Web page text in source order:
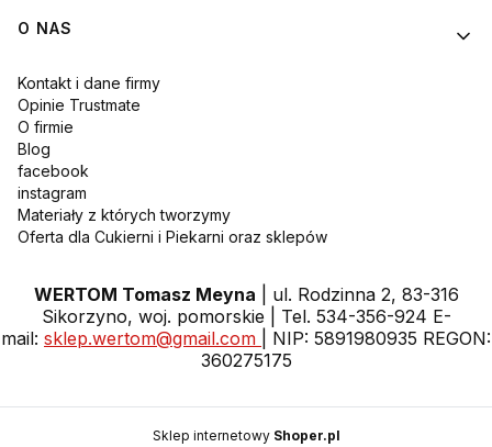
O NAS
Kontakt i dane firmy
Opinie Trustmate
O firmie
Blog
facebook
instagram
Materiały z których tworzymy
Oferta dla Cukierni i Piekarni oraz sklepów
WERTOM Tomasz Meyna | ul. Rodzinna 2, 83-316
Sikorzyno, woj. pomorskie | Tel. 534-356-924 E-
mail: sklep.wertom@gmail.com
| NIP: 5891980935 REGON:
360275175
Sklep internetowy Shoper.pl